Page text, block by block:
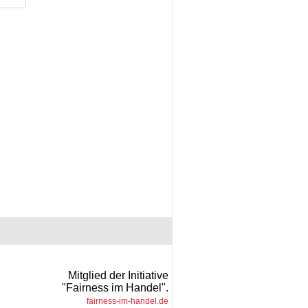
Mitglied der Initiative
"Fairness im Handel".
fairness-im-handel.de